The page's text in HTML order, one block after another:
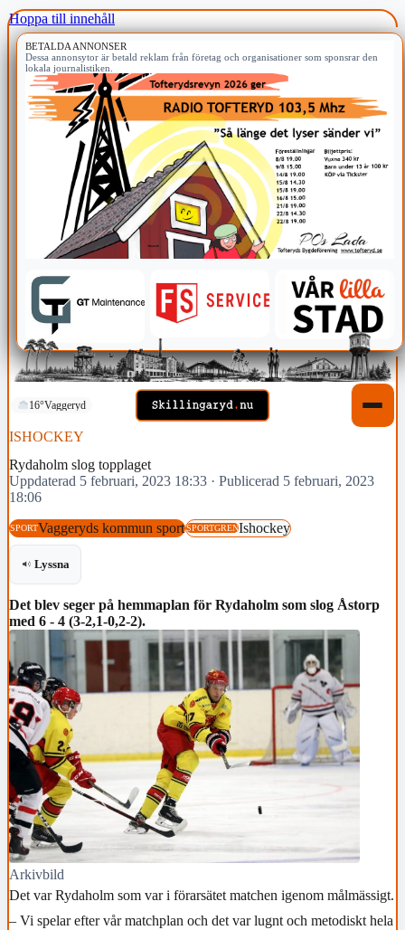
Hoppa till innehåll
BETALDA ANNONSER
Dessa annonsytor är betald reklam från företag och organisationer som sponsrar den
lokala journalistiken.
16°Vaggeryd
ISHOCKEY
Rydaholm slog topplaget
Uppdaterad 5 februari, 2023 18:33 · Publicerad 5 februari, 2023
18:06
SPORTVaggeryds kommun sportSPORTGRENIshockey
Lyssna
Det blev seger på hemmaplan för Rydaholm som slog Åstorp
med 6 - 4 (3-2,1-0,2-2).
Arkivbild
Det var Rydaholm som var i förarsätet matchen igenom målmässigt.
– Vi spelar efter vår matchplan och det var lugnt och metodiskt hela